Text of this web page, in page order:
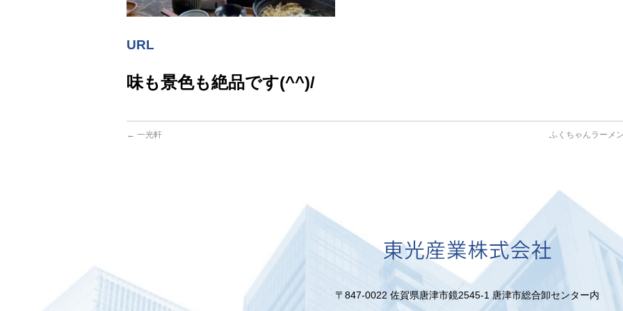
URL
味も景色も絶品です(^^)/
← 一光軒 ふくちゃんラーメ
〒847-0022 佐賀県唐津市鏡2545-1 唐津市総合卸センター内